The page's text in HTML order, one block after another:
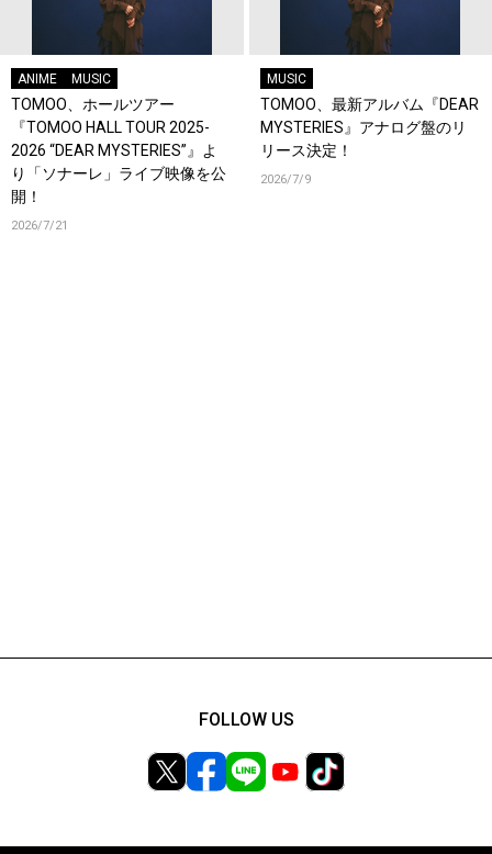
ANIME MUSIC
TOMOO、ホールツアー
『TOMOO HALL TOUR 2025-
2026 “DEAR MYSTERIES”』よ
り「ソナーレ」ライブ映像を公
開！
2026/7/21
MUSIC
TOMOO、最新アルバム『DEAR
MYSTERIES』アナログ盤のリ
リース決定！
2026/7/9
FOLLOW US